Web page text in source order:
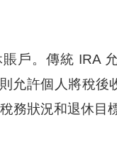
戶。傳統 IRA
允許個人將稅後
務狀況和退休目標